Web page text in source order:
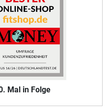
Mal in Folge